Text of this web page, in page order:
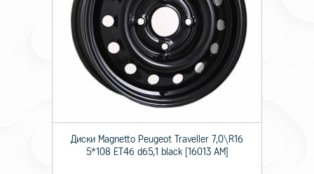
Диски Magnetto Peugeot Traveller 7,0\R16
5*108 ET46 d65,1 black [16013 AM]